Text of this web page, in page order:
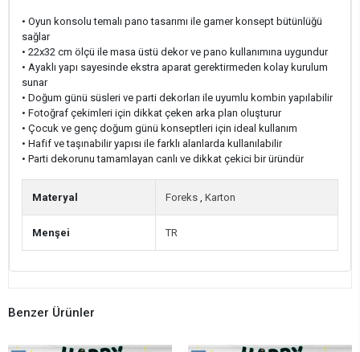
• Oyun konsolu temalı pano tasarımı ile gamer konsept bütünlüğü
sağlar
• 22x32 cm ölçü ile masa üstü dekor ve pano kullanımına uygundur
• Ayaklı yapı sayesinde ekstra aparat gerektirmeden kolay kurulum
sunar
• Doğum günü süsleri ve parti dekorları ile uyumlu kombin yapılabilir
• Fotoğraf çekimleri için dikkat çeken arka plan oluşturur
• Çocuk ve genç doğum günü konseptleri için ideal kullanım
• Hafif ve taşınabilir yapısı ile farklı alanlarda kullanılabilir
• Parti dekorunu tamamlayan canlı ve dikkat çekici bir üründür
Materyal Foreks , Karton
Menşei TR
Benzer Ürünler